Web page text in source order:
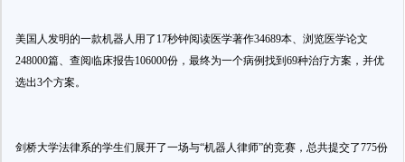
美国人发明的一款机器人用了17秒钟阅读医学著作34689本、浏览医学论文
248000篇、查阅临床报告106000份，最终为一个病例找到69种治疗方案，并优
选出3个方案。
剑桥大学法律系的学生们展开了一场与“机器人律师”的竞赛，总共提交了775份